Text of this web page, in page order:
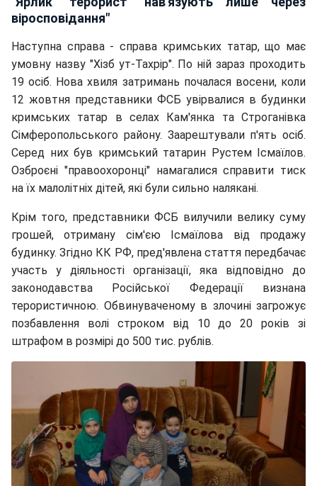
віросповідання"
Наступна справа - справа кримських татар, що має
умовну назву "Хізб ут-Тахрір". По ній зараз проходить
19 осіб. Нова хвиля затримань почалася восени, коли
12 жовтня представники ФСБ увірвалися в будинки
кримських татар в селах Кам'янка та Строганівка
Сімферопольського району. Заарештували п'ять осіб.
Серед них був кримський татарин Рустем Ісмаїлов.
Озброєні "правоохоронці" намагалися справити тиск
на їх малолітніх дітей, які були сильно налякані.
Крім того, представники ФСБ вилучили велику суму
грошей, отриману сім'єю Ісмаїлова від продажу
будинку.Згідно КК РФ, пред'явлена стаття передбачає
участь у діяльності організації, яка відповідно до
законодавства Російської Федерації визнана
терористичною. Обвинуваченому в злочині загрожує
позбавлення волі строком від 10 до 20 років зі
штрафом в розмірі до 500 тис. рублів.